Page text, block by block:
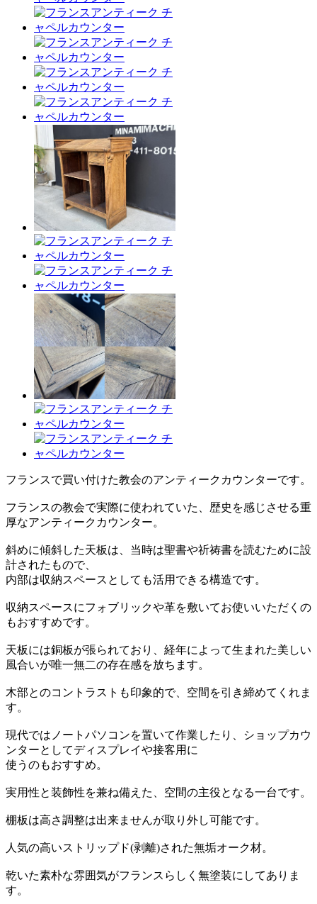
フランスで買い付けた教会のアンティークカウンターです。
フランスの教会で実際に使われていた、歴史を感じさせる重
厚なアンティークカウンター。
斜めに傾斜した天板は、当時は聖書や祈祷書を読むために設
計されたもので、
内部は収納スペースとしても活用できる構造です。
収納スペースにフォブリックや革を敷いてお使いいただくの
もおすすめです。
天板には銅板が張られており、経年によって生まれた美しい
風合いが唯一無二の存在感を放ちます。
木部とのコントラストも印象的で、空間を引き締めてくれま
す。
現代ではノートパソコンを置いて作業したり、ショップカウ
ンターとしてディスプレイや接客用に
使うのもおすすめ。
実用性と装飾性を兼ね備えた、空間の主役となる一台です。
棚板は高さ調整は出来ませんが取り外し可能です。
人気の高いストリップド(剥離)された無垢オーク材。
乾いた素朴な雰囲気がフランスらしく無塗装にしてありま
す。